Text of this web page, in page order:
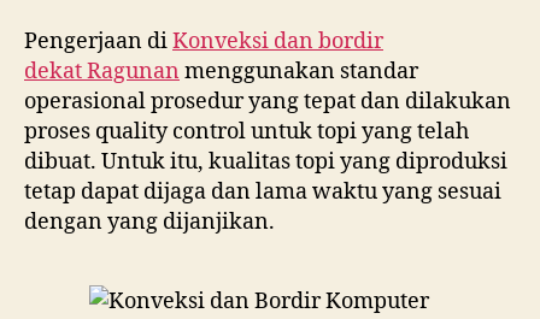
Pengerjaan diKonveksi dan bordir
dekatRagunan menggunakan standar
operasional prosedur yang tepat dan dilakukan
proses quality control untuk topi yang telah
dibuat. Untuk itu, kualitas topi yang diproduksi
tetap dapat dijaga dan lama waktu yang sesuai
dengan yang dijanjikan.